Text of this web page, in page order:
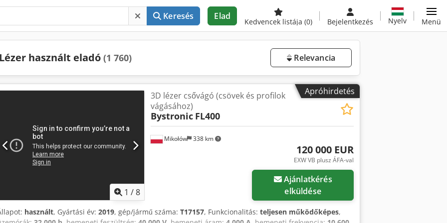
Keresés Elad
Kedvencek listája (0) Bejelentkezés Nyelv Menü
Lézer használt eladó (1 760) Relevancia
Apróhirdetés
1 /8
Mikołów 338 km
3D lézer csővágó (csövek és profilok
vágásához)
Bystronic FL400
120 000 EUR
EXW VB plusz ÁFA-val
Ajánlatkérés
elküldése
használt, Gyártási év: 2019, gép/jármű száma: T17157, Funkcionalitás: teljesen működőképes,